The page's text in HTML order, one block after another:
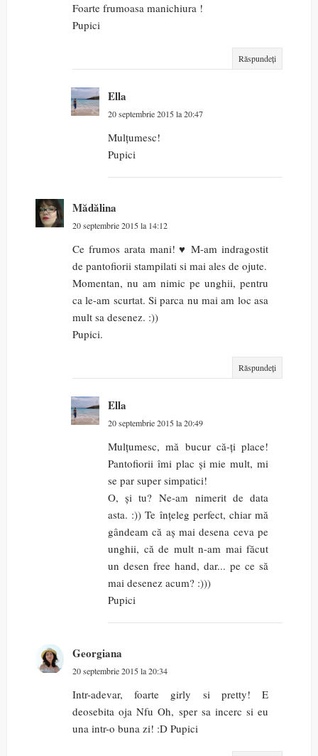
Foarte frumoasa manichiura !
Pupici
Răspundeți
Ella
20 septembrie 2015 la 20:47
Mulțumesc!
Pupici
Mădălina
20 septembrie 2015 la 14:12
Ce frumos arata mani! ♥ M-am indragostit
de pantofiorii stampilati si mai ales de ojute.
Momentan, nu am nimic pe unghii, pentru
ca le-am scurtat. Si parca nu mai am loc asa
mult sa desenez. :))
Pupici.
Răspundeți
Ella
20 septembrie 2015 la 20:49
Mulțumesc, mă bucur că-ți place!
Pantofiorii îmi plac și mie mult, mi
se par super simpatici!
O, și tu? Ne-am nimerit de data
asta. :)) Te înțeleg perfect, chiar mă
gândeam că aș mai desena ceva pe
unghii, că de mult n-am mai făcut
un desen free hand, dar... pe ce să
mai desenez acum? :)))
Pupici
Georgiana
20 septembrie 2015 la 20:34
Intr-adevar, foarte girly si pretty! E
deosebita oja Nfu Oh, sper sa incerc si eu
una intr-o buna zi! :D Pupici